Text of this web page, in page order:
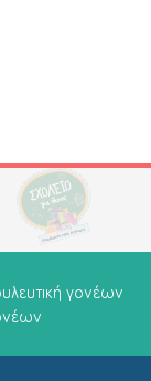
γονέων